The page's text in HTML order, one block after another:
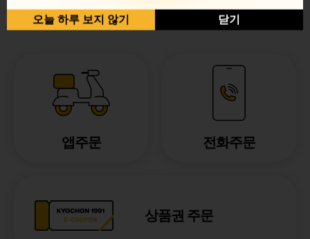
앱주문 전화주문
상품권 주문
오늘 하루 보지 않기 닫기